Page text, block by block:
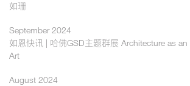
如珊
September 2024
如恩快讯 | 哈佛GSD主题群展 Architecture as
Art
August 2024